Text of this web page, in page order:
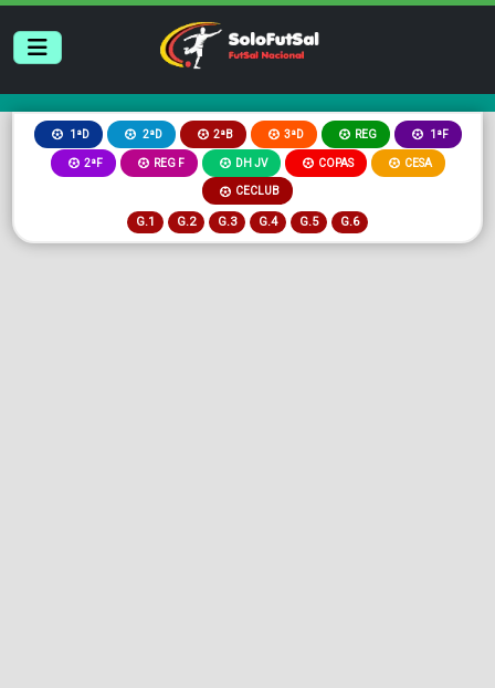
1ªD 2ªD 2ªB 3ªD REG 1ªF
2ªF REG F DH JV COPAS CESA
CECLUB
G.1 G.2 G.3 G.4 G.5 G.6